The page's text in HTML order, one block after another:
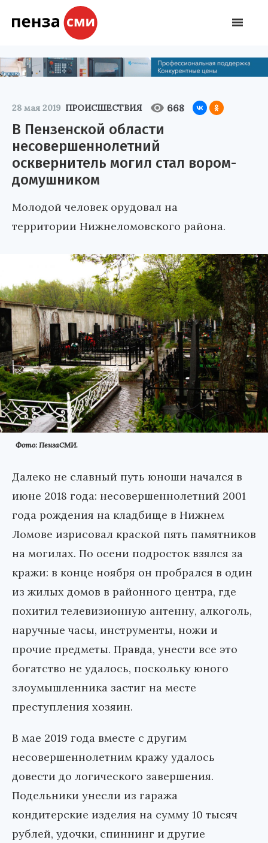
28 мая 2019 ПРОИСШЕСТВИЯ 668
В Пензенской области
несовершеннолетний
осквернитель могил стал вором-
домушником
Молодой человек орудовал на
территории Нижнеломовского района.
Фото: ПензаСМИ.
Далеко не славный путь юноши начался в
июне 2018 года: несовершеннолетний 2001
года рождения на кладбище в Нижнем
Ломове изрисовал краской пять памятников
на могилах. По осени подросток взялся за
кражи: в конце ноября он пробрался в один
из жилых домов в районного центра, где
похитил телевизионную антенну, алкоголь,
наручные часы, инструменты, ножи и
прочие предметы. Правда, унести все это
богатство не удалось, поскольку юного
злоумышленника застиг на месте
преступления хозяин.
В мае 2019 года вместе с другим
несовершеннолетним кражу удалось
довести до логического завершения.
Подельники унесли из гаража
кондитерские изделия на сумму 10 тысяч
рублей, удочки, спиннинг и другие